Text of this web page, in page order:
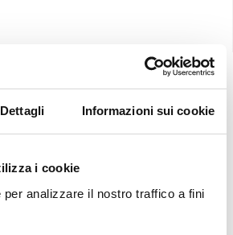
Dettagli Informazioni sui cookie
i cookie
analizzare il nostro traffico a fini